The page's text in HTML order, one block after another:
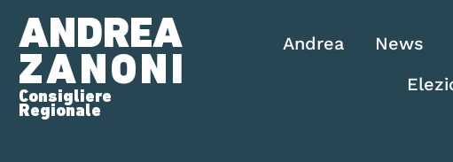
ANDREA
ZANONI
Consigliere
Regionale
Andrea News